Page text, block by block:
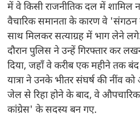
में वे किसी राजनीतिक दल में शामिल
वैचारिक समानता के कारण वे
साथ मिलकर सत्याग्रह में भाग लेने
दौरान पुलिस ने उन्हें गिरफ्तार कर
दिया, जहाँ वे करीब एक महीने तक
यात्रा ने उनके भीतर संघर्ष की नींव
जेल से रिहा होने के बाद, वे
कांग्रेस' के सदस्य बन गए.